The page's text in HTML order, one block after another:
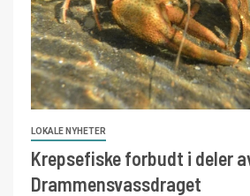
LOKALE NYHETER
Krepsefiske forbudt i deler
Drammensvassdraget